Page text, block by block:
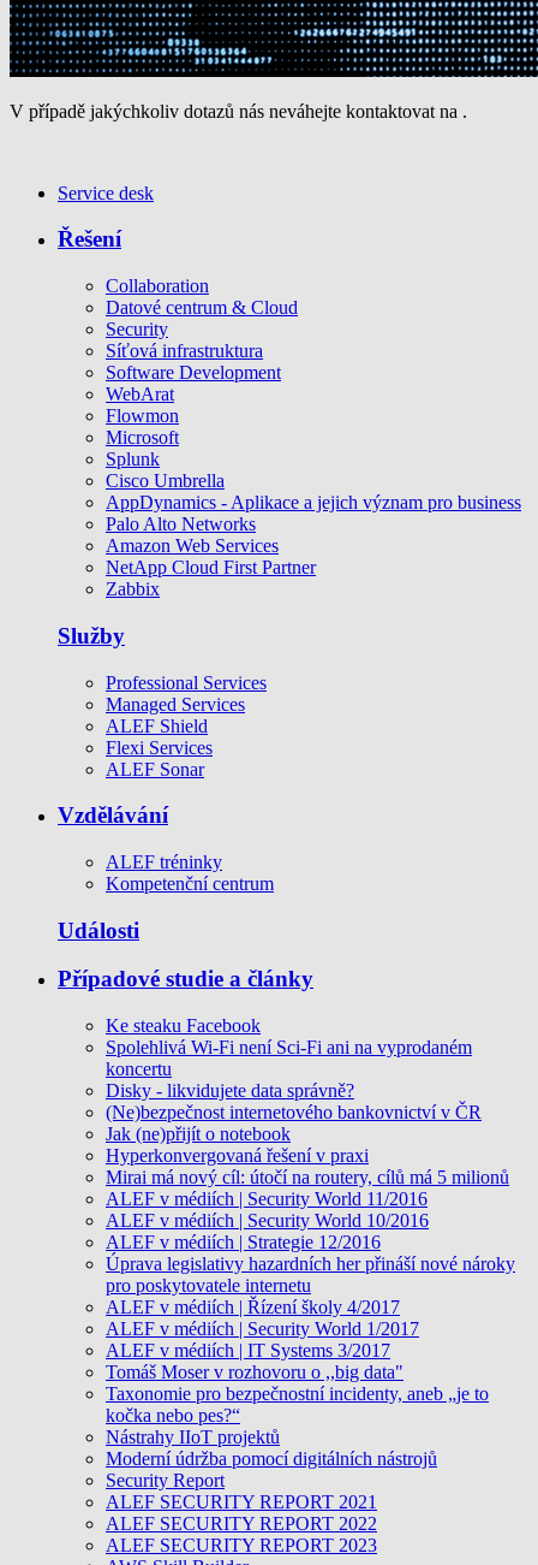
V případě jakýchkoliv dotazů nás neváhejte kontaktovat na .
Service desk
Řešení
Collaboration
Datové centrum & Cloud
Security
Síťová infrastruktura
Software Development
WebArat
Flowmon
Microsoft
Splunk
Cisco Umbrella
AppDynamics - Aplikace a jejich význam pro business
Palo Alto Networks
Amazon Web Services
NetApp Cloud First Partner
Zabbix
Služby
Professional Services
Managed Services
ALEF Shield
Flexi Services
ALEF Sonar
Vzdělávání
ALEF tréninky
Kompetenční centrum
Události
Případové studie a články
Ke steaku Facebook
Spolehlivá Wi-Fi není Sci-Fi ani na vyprodaném
koncertu
Disky - likvidujete data správně?
(Ne)bezpečnost internetového bankovnictví v ČR
Jak (ne)přijít o notebook
Hyperkonvergovaná řešení v praxi
Mirai má nový cíl: útočí na routery, cílů má 5 milionů
ALEF v médiích | Security World 11/2016
ALEF v médiích | Security World 10/2016
ALEF v médiích | Strategie 12/2016
Úprava legislativy hazardních her přináší nové nároky
pro poskytovatele internetu
ALEF v médiích | Řízení školy 4/2017
ALEF v médiích | Security World 1/2017
ALEF v médiích | IT Systems 3/2017
Tomáš Moser v rozhovoru o ,,big data"
Taxonomie pro bezpečnostní incidenty, aneb „je to
kočka nebo pes?“
Nástrahy IIoT projektů
Moderní údržba pomocí digitálních nástrojů
Security Report
ALEF SECURITY REPORT 2021
ALEF SECURITY REPORT 2022
ALEF SECURITY REPORT 2023